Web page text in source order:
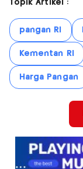
Topik Artikel :
pangan RI
Kementan RI
Harga Pangan